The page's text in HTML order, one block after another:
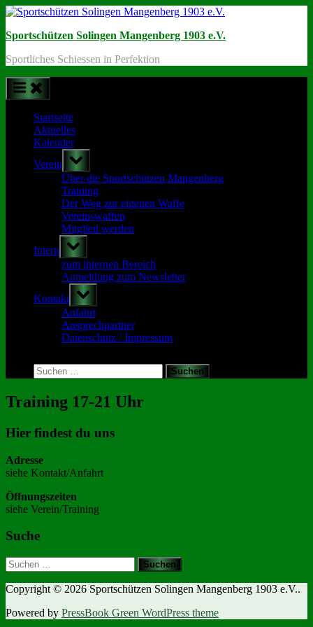
Skip
content
Sportschützen Solingen Mangenberg 1903 e.V.
Sportliches Schiessen in Perfektion
Startseite
Aktuelles
Kalender
Verein
Toggle
sub-
menu
Über die Sportschützen Mangenberg
Training
Der Weg zur eigenen Waffe
Vereinswaffen
Mitglied werden
Intern
Toggle
sub-
menu
zum internen Bereich
Anmeldung zum Newsletter
Kontakt
Toggle
sub-
menu
Anfahrt
Ansprechpartner
Datenschutz / Impressum
search
form
Suchen
nach:
Training 17-21 Uhr
Hier findest du uns
Adresse
siehe Kontakt/Anfahrt
Öffnungszeiten
siehe Verein/Training
Suche
Suchen
nach:
Copyright © 2026 Sportschützen Solingen Mangenberg 1903 e.V..
Powered by PressBook Green WordPress theme